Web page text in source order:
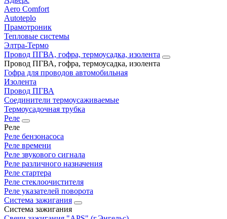
Aero Comfort
Autoteplo
Прамотроник
Тепловые системы
Элтра-Термо
Провод ПГВА, гофра, термоусадка, изолента
Провод ПГВА, гофра, термоусадка, изолента
Гофра для проводов автомобильная
Изолента
Провод ПГВА
Соединители термоусаживаемые
Термоусадочная трубка
Реле
Реле
Реле бензонасоса
Реле времени
Реле звукового сигнала
Реле различного назначения
Реле стартера
Реле стеклоочистителя
Реле указателей поворота
Система зажигания
Система зажигания